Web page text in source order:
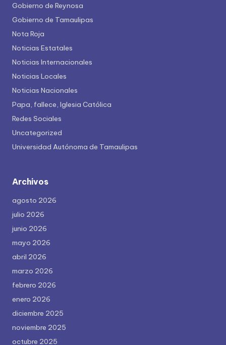
Gobierno de Reynosa
Gobierno de Tamaulipas
Nota Roja
Noticias Estatales
Noticias Internacionales
Noticias Locales
Noticias Nacionales
Papa, fallece, Iglesia Católica
Redes Sociales
Uncategorized
Universidad Autónoma de Tamaulipas
Archivos
agosto 2026
julio 2026
junio 2026
mayo 2026
abril 2026
marzo 2026
febrero 2026
enero 2026
diciembre 2025
noviembre 2025
octubre 2025